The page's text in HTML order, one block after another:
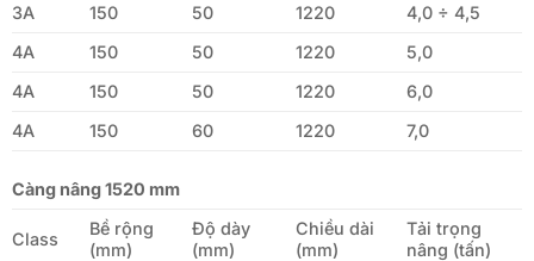
3A
150 50 1220
4,0 ÷ 4,5
4A
150 50 1220
5,0
4A
150 50 1220
6,0
4A
150 60 1220 7,0
Càng nâng 1520 mm
Class
Bề rộng
(mm)
Độ dày
(mm)
Chiều dài
(mm)
Tải trọng
nâng (tấn)